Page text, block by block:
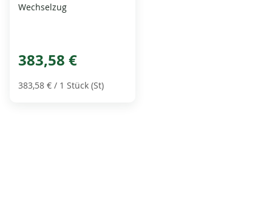
Wechselzug
383,58 €
383,58 € / 1 Stück (St)